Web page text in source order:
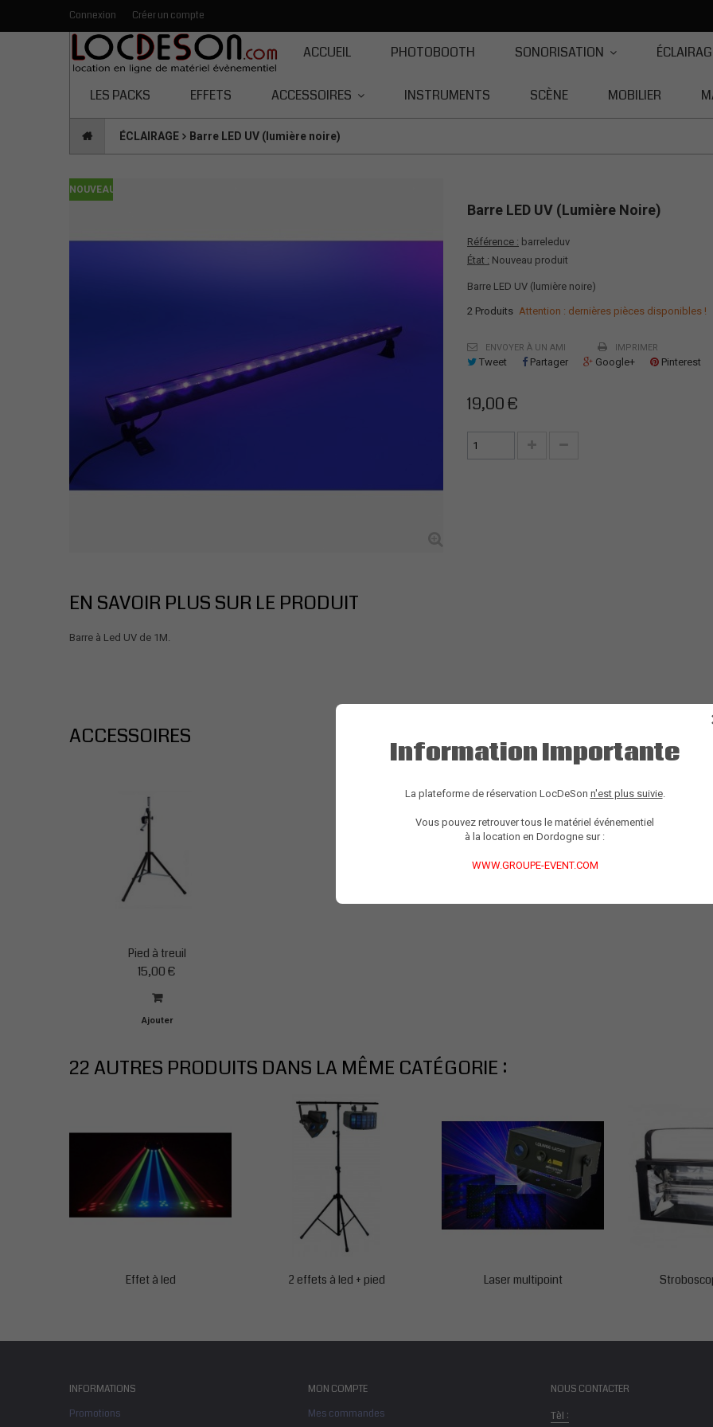
Toutes les catégories
Connexion Créer un compte
ACCUEIL PHOTOBOOTH SONORISATION
LES PACKS EFFETS ACCESSOIRES INSTRUMENTS SCÈNE MOBILIER
ÉCLAIRAGE Barre LED UV (lumière noire)
NOUVEAU
Barre LED UV (lumière Noire)
Référence : barreleduv
État : Nouveau produit
Barre LED UV (lumière noire)
2 Produits Attention : dernières pièces disponibles !
ENVOYER À UN AMI IMPRIMER
Tweet Partager Google+ Pinterest
19,00 €
EN SAVOIR PLUS SUR LE PRODUIT
Barre à Led UV de 1M.
ACCESSOIRES
Pied à treuil
15,00 €
Ajouter
22 AUTRES PRODUITS DANS LA MÊME CATÉGORIE :
Effet à led 2 effets à led + pied Laser multipoint
INFORMATIONS
Promotions
MON COMPTE
Mes commandes
NOUS CONTACTER
Tèl :
Information Importante
La plateforme de réservation LocDeSon n'est plus suivie.
Vous pouvez retrouver tous le matériel événementiel
à la location en Dordogne sur :
WWW.GROUPE-EVENT.COM